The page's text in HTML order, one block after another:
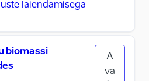
laiendamisega
biomassi
A
va